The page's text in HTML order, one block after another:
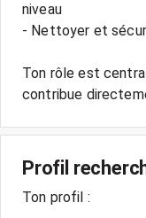
niveau
- Nettoyer et
Ton rôle est
contribue
Profil
Ton profil :